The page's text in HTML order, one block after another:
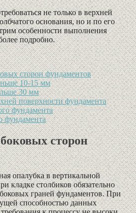
не только в верхней
основания, но и по его
особенности выполнения
подробно.
сторон фундаментов
10-15 мм
30 мм
поверхности фундамента
фундамента
фундамента
сторон
опалубка в вертикальной
кладке столбиков обязательно
граней фундаментов. При
способностью данных